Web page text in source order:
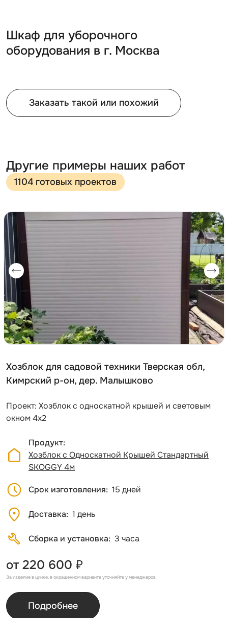
Шкаф для уборочного
оборудования в г. Москва
Заказать такой или похожий
Другие примеры наших работ
1104 готовых проектов
Хозблок для садовой техники Тверская обл,
Кимрский р-он, дер. Малышково
Проект: Хозблок с односкатной крышей и световым
окном 4х2
Продукт
Хозблок с Односкатной Крышей Стандартный
SKOGGY 4м
Срок изготовления 15 дней
Доставка 1 день
Сборка и установка 3 часа
от 220 600 ₽
За изделие в цинке, в окрашенном варианте уточняйте у менеджеров
Подробнее